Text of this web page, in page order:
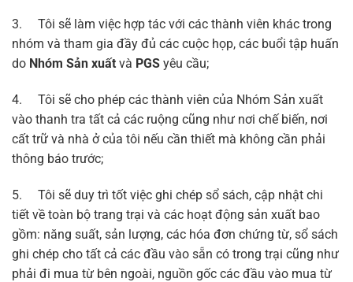
3. Tôi sẽ làm việc hợp tác với các thành viên khác trong
nhóm và tham gia đầy đủ các cuộc họp, các buổi tập huấn
do Nhóm Sản xuất và PGS yêu cầu;
4. Tôi sẽ cho phép các thành viên của Nhóm Sản xuất
vào thanh tra tất cả các ruộng cũng như nơi chế biến, nơi
cất trữ và nhà ở của tôi nếu cần thiết mà không cần phải
thông báo trước;
5. Tôi sẽ duy trì tốt việc ghi chép sổ sách, cập nhật chi
tiết về toàn bộ trang trại và các hoạt động sản xuất bao
gồm: năng suất, sản lượng, các hóa đơn chứng từ, sổ sách
ghi chép cho tất cả các đầu vào sẵn có trong trại cũng như
phải đi mua từ bên ngoài, nguồn gốc các đầu vào mua từ